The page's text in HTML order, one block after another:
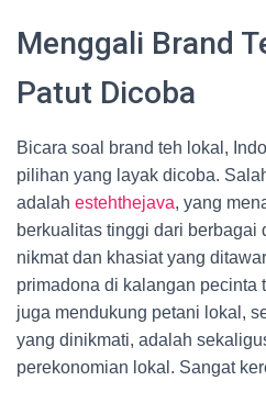
Menggali Brand
Patut Dicoba
Bicara soal brand teh lokal,
pilihan yang layak dicoba.
adalah estehthejava, yang
berkualitas tinggi dari berbagai
nikmat dan khasiat yang
primadona di kalangan pecinta
juga mendukung petani lokal,
yang dinikmati, adalah
perekonomian lokal. Sangat